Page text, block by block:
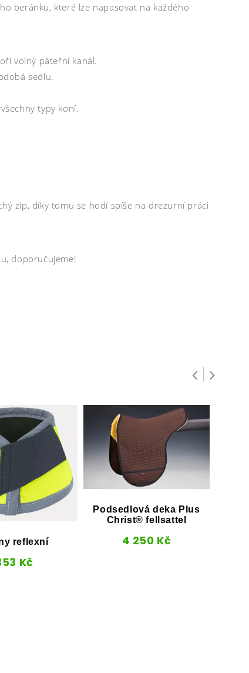
beránku, které lze napasovat na každého
volný páteřní kanál.
sedlu.
typy koní.
zip, díky tomu se hodí spíše na drezurní práci
doporučujeme!
reflexní
Kč
Podsedlová deka Plus
Christ® fellsattel
4 250 Kč